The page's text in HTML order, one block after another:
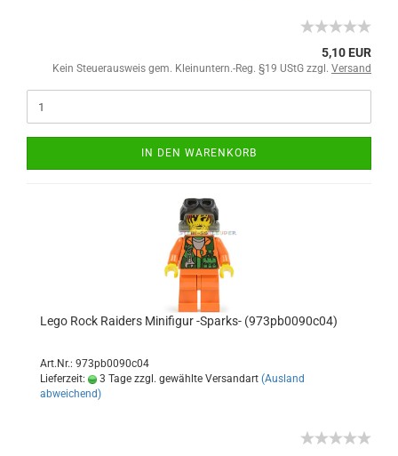
5,10 EUR
Kein Steuerausweis gem. Kleinuntern.-Reg. §19 UStG zzgl. Versand
IN DEN WARENKORB
Lego Rock Raiders Minifigur -Sparks- (973pb0090c04)
Art.Nr.: 973pb0090c04
Lieferzeit:
3 Tage zzgl. gewählte Versandart (Ausland
abweichend)